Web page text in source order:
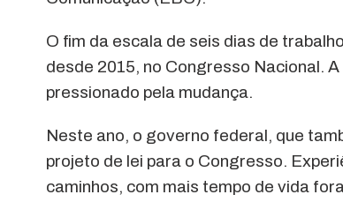
O fim da escala de seis dias de
desde 2015, no Congresso Nacional.
pressionado pela mudança.
Neste ano, o governo federal, que
projeto de lei para o Congresso.
caminhos, com mais tempo de vida